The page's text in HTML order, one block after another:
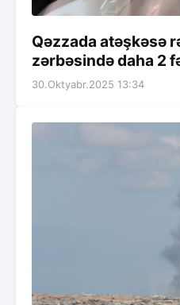
Qəzzada atəşkəsə
zərbəsində daha 2
30.Oktyabr.2025 13:34